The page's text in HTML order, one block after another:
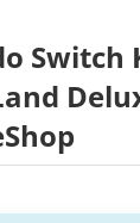
Switch